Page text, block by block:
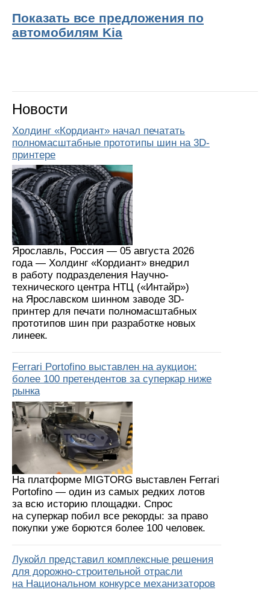
Показать все предложения по
автомобилям Kia
Новости
Холдинг «Кордиант» начал печатать
полномасштабные прототипы шин на 3D-
принтере
Ярославль, Россия — 05 августа 2026
года — Холдинг «Кордиант» внедрил
в работу подразделения Научно-
технического центра НТЦ («Интайр»)
на Ярославском шинном заводе 3D-
принтер для печати полномасштабных
прототипов шин при разработке новых
линеек.
Ferrari Portofino выставлен на аукцион:
более 100 претендентов за суперкар ниже
рынка
На платформе MIGTORG выставлен Ferrari
Portofino — один из самых редких лотов
за всю историю площадки. Спрос
на суперкар побил все рекорды: за право
покупки уже борются более 100 человек.
Лукойл представил комплексные решения
для дорожно-строительной отрасли
на Национальном конкурсе механизаторов